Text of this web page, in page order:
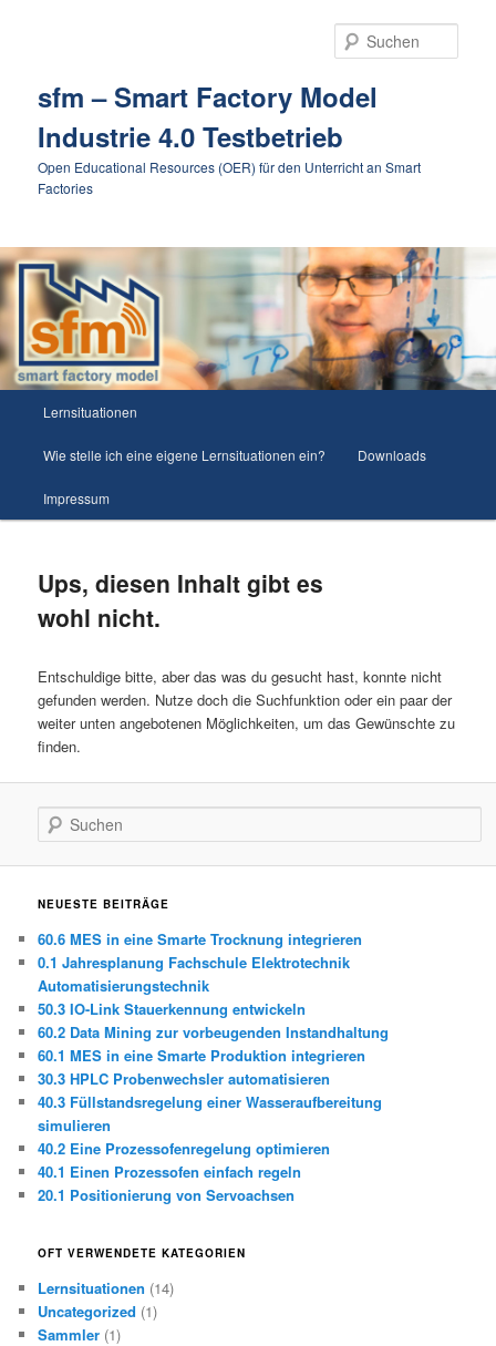
sfm – Smart Factory Model
Industrie 4.0 Testbetrieb
Open Educational Resources (OER) für den Unterricht an Smart
Factories
Zum
Inhalt
wechseln
Zum
sekundären
Inhalt
Lernsituationen
Wie stelle ich eine eigene Lernsituationen ein? Downloads
Impressum
Ups, diesen Inhalt gibt es
wohl nicht.
Entschuldige bitte, aber das was du gesucht hast, konnte nicht
gefunden werden. Nutze doch die Suchfunktion oder ein paar der
weiter unten angebotenen Möglichkeiten, um das Gewünschte zu
finden.
Suchen
NEUESTE BEITRÄGE
60.6 MES in eine Smarte Trocknung integrieren
0.1 Jahresplanung Fachschule Elektrotechnik
Automatisierungstechnik
50.3 IO-Link Stauerkennung entwickeln
60.2 Data Mining zur vorbeugenden Instandhaltung
60.1 MES in eine Smarte Produktion integrieren
30.3 HPLC Probenwechsler automatisieren
40.3 Füllstandsregelung einer Wasseraufbereitung
simulieren
40.2 Eine Prozessofenregelung optimieren
40.1 Einen Prozessofen einfach regeln
20.1 Positionierung von Servoachsen
OFT VERWENDETE KATEGORIEN
Lernsituationen (14)
Uncategorized (1)
Sammler (1)